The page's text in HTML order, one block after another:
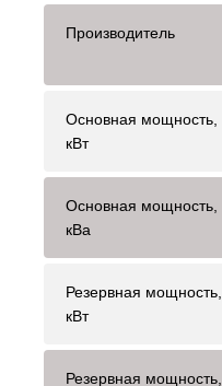
Производитель
Основная мощность,
кВт
Основная мощность,
кВа
Резервная мощность,
кВт
Резервная мощность,